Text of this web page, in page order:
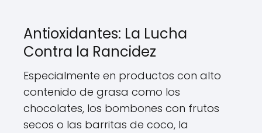
Antioxidantes: La Lucha
Contra la Rancidez
Especialmente en productos con alto
contenido de grasa como los
chocolates, los bombones con frutos
secos o las barritas de coco, la